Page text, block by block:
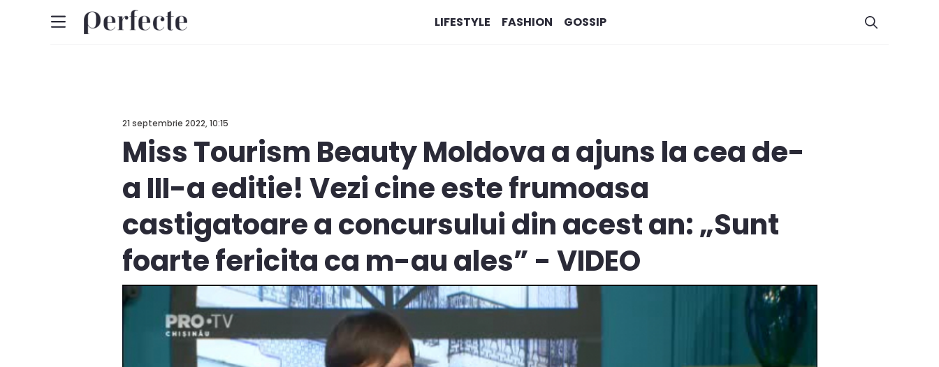
LIFESTYLE FASHION GOSSIP
21 septembrie 2022, 10:15
Miss Tourism Beauty Moldova a ajuns la cea de-
a III-a editie! Vezi cine este frumoasa
castigatoare a concursului din acest an: „Sunt
foarte fericita ca m-au ales” - VIDEO